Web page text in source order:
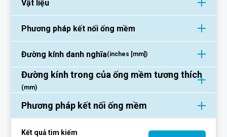
Vật liệu
Phương pháp kết nối ống mềm
Đường kính danh nghĩa(inches [mm])
Đường kính trong của ống mềm tương thích
(mm)
Phương pháp kết nối ống mềm
Kết quả tìm kiếm